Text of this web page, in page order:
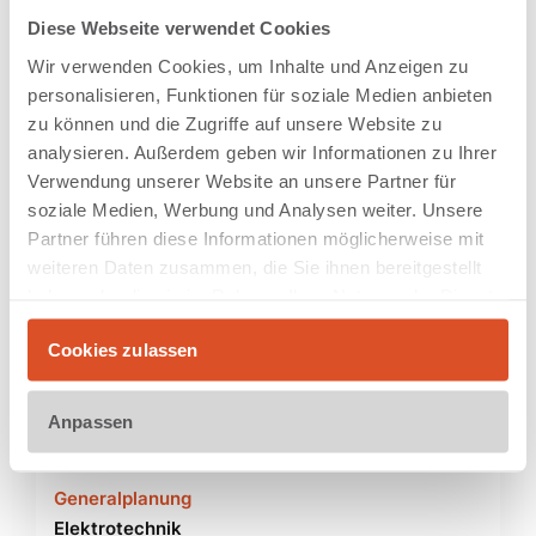
Diese Webseite verwendet Cookies
Wir verwenden Cookies, um Inhalte und Anzeigen zu
personalisieren, Funktionen für soziale Medien anbieten
zu können und die Zugriffe auf unsere Website zu
analysieren. Außerdem geben wir Informationen zu Ihrer
Verwendung unserer Website an unsere Partner für
soziale Medien, Werbung und Analysen weiter. Unsere
Partner führen diese Informationen möglicherweise mit
weiteren Daten zusammen, die Sie ihnen bereitgestellt
gesammelt haben.
Cookies zulassen
Anpassen
Generalplanung
Elektrotechnik